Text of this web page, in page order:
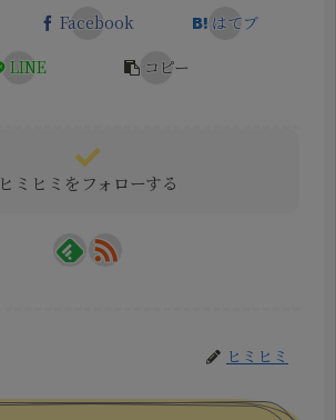
Facebook
はてブ
LINE
コピー
ヒミヒミをフォローする
ヒミヒミ